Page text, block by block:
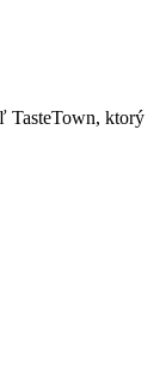
TasteTown, ktorý